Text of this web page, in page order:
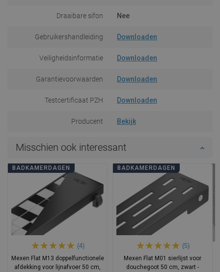
Draaibare sifon Nee
Gebruikershandleiding Downloaden
Veiligheidsinformatie Downloaden
Garantievoorwaarden Downloaden
Testcertificaat PZH Downloaden
Producent Bekijk
Misschien ook interessant
BADKAMERDAGEN
(4)
Mexen Flat M13 doppelfunctionele
afdekking voor lijnafvoer 50 cm,
BADKAMERDAGEN
(5)
Mexen Flat M01 sierlijst voor
douchegoot 50 cm, zwart -